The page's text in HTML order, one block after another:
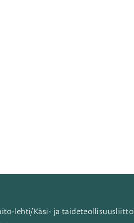
lehti/Käsi- ja taideteollisuusliitto